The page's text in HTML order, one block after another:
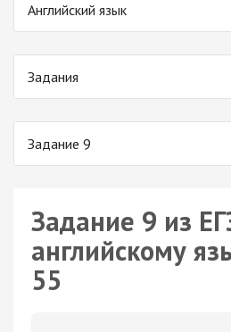
Английский язык
Задания
Задание 9
Задание 9 из
английскому
55